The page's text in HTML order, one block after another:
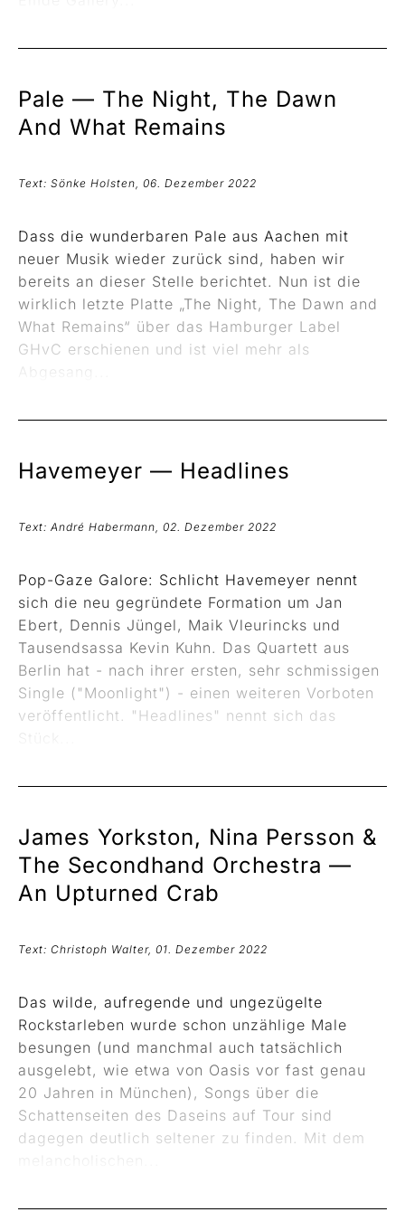
Pale — The Night, The Dawn
And What Remains
Text: Sönke Holsten, 06. Dezember 2022
Dass die wunderbaren Pale aus Aachen mit
neuer Musik wieder zurück sind, haben wir
bereits an dieser Stelle berichtet. Nun ist die
wirklich letzte Platte „The Night, The Dawn and
What Remains“ über das Hamburger Label
GHvC erschienen und ist viel mehr als
Abgesang...
Havemeyer — Headlines
Text: André Habermann, 02. Dezember 2022
Pop-Gaze Galore: Schlicht Havemeyer nennt
sich die neu gegründete Formation um Jan
Ebert, Dennis Jüngel, Maik Vleurincks und
Tausendsassa Kevin Kuhn. Das Quartett aus
Berlin hat - nach ihrer ersten, sehr schmissigen
Single ("Moonlight") - einen weiteren Vorboten
veröffentlicht. "Headlines" nennt sich das
James Yorkston, Nina Persson &
The Secondhand Orchestra —
An Upturned Crab
Text: Christoph Walter, 01. Dezember 2022
Das wilde, aufregende und ungezügelte
Rockstarleben wurde schon unzählige Male
besungen (und manchmal auch tatsächlich
ausgelebt, wie etwa von Oasis vor fast genau
20 Jahren in München), Songs über die
Schattenseiten des Daseins auf Tour sind
dagegen deutlich seltener zu finden. Mit dem